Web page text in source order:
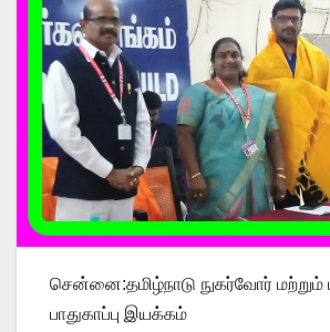
சென்னை:தமிழ்நாடு நுகர்வோர்
பாதுகாப்பு இயக்கம்